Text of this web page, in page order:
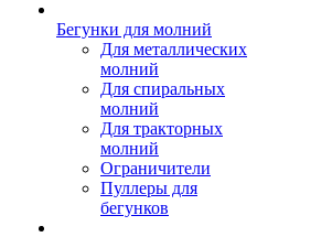
Бегунки для молний
Для металлических
молний
Для спиральных
молний
Для тракторных
молний
Ограничители
Пуллеры для
бегунков